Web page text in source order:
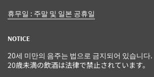
휴무일 : 주말 및 일본 공휴일
NOTICE
20세 미만의 음주는 법으로 금지되어 있습니다.
20歳未満の飲酒は法律で禁止されています。